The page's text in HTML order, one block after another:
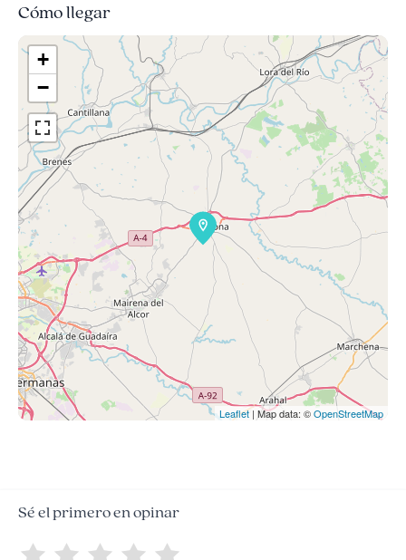
Cómo llegar
+
−
Leaflet| Map data: ©OpenStreetMap
Sé el primero en opinar